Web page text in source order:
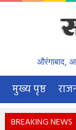
औरंगाबाद,
मुख्य पृष्ठ
BREAKING NEWS